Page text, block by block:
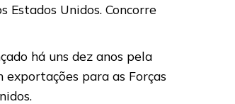
Unidos. Concorre
há uns dez anos pela
para as Forças